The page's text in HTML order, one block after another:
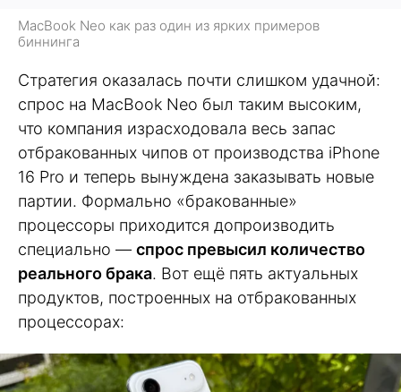
MacBook Neo как раз один из ярких примеров
биннинга
Стратегия оказалась почти слишком удачной:
спрос на MacBook Neo был таким высоким,
что компания израсходовала весь запас
отбракованных чипов от производства iPhone
16 Pro и теперь вынуждена заказывать новые
партии. Формально «бракованные»
процессоры приходится допроизводить
специально — спрос превысил количество
реального брака. Вот ещё пять актуальных
продуктов, построенных на отбракованных
процессорах: